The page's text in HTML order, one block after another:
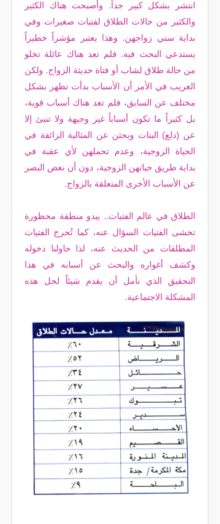
انتشر بشكل كبير جداً. وأصبحت هناك الكثير
والكثير من حالات الطلاق لفتيات صغيرات وفي
بداية سني زواجهن. وهذا يعتبر مؤشراً خطيراً
يستدعي البحث فيه. فلم تعد هناك عائلة تخلو
من حالة طلاق لشاب أو فتاة حديثة الزواج. ولكن
الغريب في الأمر أن الأسباب بدأت تظهر بشكل
مختلف عن السابق، فلم تعد هناك أسباب قوية،
بل كثيراً ما تكون أسباباً غير وجيهة ولا تنبئ إلا
عن (دلع) البنات وبحثن عن المثالية الزائفة في
الحياة الزوجية، وعدم تحملهن لأي عقبة في
بداية طريق حياتهن الزوجية، دون أن نغض البصر
عن الأسباب الأخرى المتعلقة بالزواج.
الطلاق في عالم الفتيات.. يبدو منطقة محظورة
تخشى الفتيات السؤال عنه، كما تُحرج الفتيات
المطلقات من الحديث عنه، لذا حاولنا دخوله
وكشف أغواره والبحث عن أسبابه في هذا
التحقيق الذي نأمل أن يقدم شيئاً لحل هذه
المشكلة الاجتماعية.